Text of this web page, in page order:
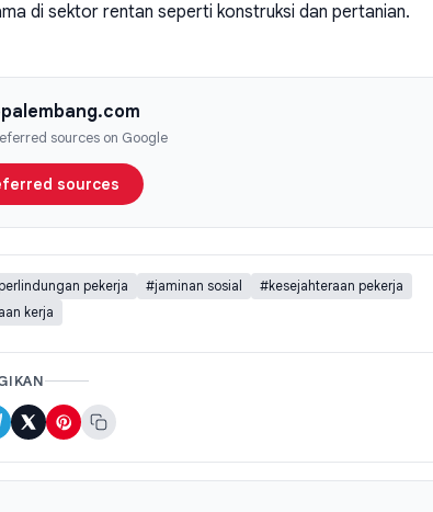
di sektor rentan seperti konstruksi dan pertanian.
sources on Google
sources
pekerja #jaminan sosial
#kesejahteraan pekerja
kerja